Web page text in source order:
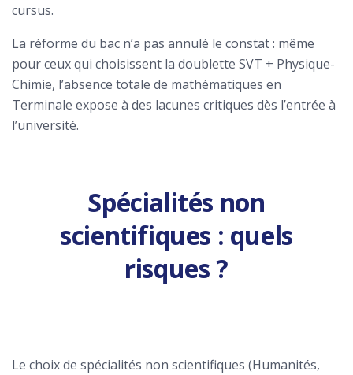
cursus.
La réforme du bac n’a pas annulé le constat : même
pour ceux qui choisissent la doublette SVT + Physique-
Chimie, l’absence totale de mathématiques en
Terminale expose à des lacunes critiques dès l’entrée à
l’université.
Spécialités non
scientifiques : quels
risques ?
Le choix de spécialités non scientifiques (Humanités,